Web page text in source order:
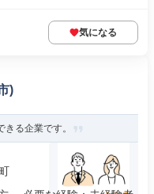
気になる
)
きる企業です。